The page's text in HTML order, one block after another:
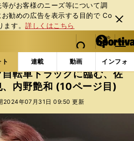
がお客様のニーズ等について調
勧めの広告を表⽰する⽬的で Co
ます。詳しくはこちら
閉じ
る
web Sportiva (webスポルティーバ)
検索
マイペ
ー
ジ
メニュ
ト 連載 動画 インフォ
コラムフォト パリオリンピック
転車トラックに臨む、佐
内野艶和 (10ページ目)
2024年07月31日 09:50 更新